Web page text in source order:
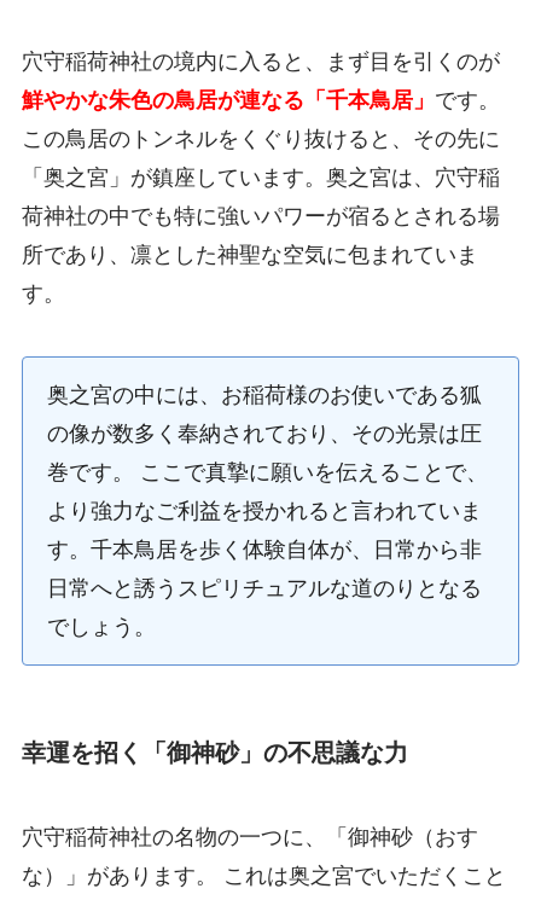
穴守稲荷神社の境内に入ると、まず目を引くのが
鮮やかな朱色の鳥居が連なる「千本鳥居」 です。
この鳥居のトンネルをくぐり抜けると、その先に
「奥之宮」が鎮座しています。奥之宮は、穴守稲
荷神社の中でも特に強いパワーが宿るとされる場
所であり、凛とした神聖な空気に包まれていま
す。
奥之宮の中には、お稲荷様のお使いである狐
の像が数多く奉納されており、その光景は圧
巻です。 ここで真摯に願いを伝えることで、
より強力なご利益を授かれると言われていま
す。千本鳥居を歩く体験自体が、日常から非
日常へと誘うスピリチュアルな道のりとなる
でしょう。
幸運を招く「御神砂」の不思議な力
穴守稲荷神社の名物の一つに、「御神砂（おす
な）」があります。 これは奥之宮でいただくこと